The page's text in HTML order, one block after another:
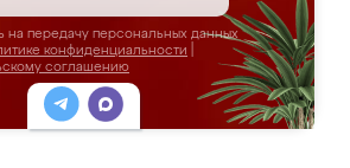
на передачу персональных данных
конфиденциальности
соглашению